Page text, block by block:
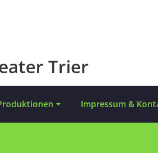
Trier
Impressum &